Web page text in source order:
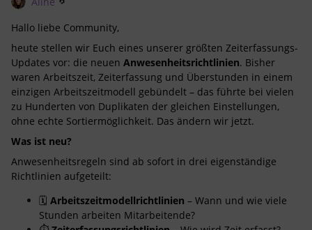
Hallo liebe Community,
heute stellen wir Euch eines unserer größten Zeiterfassungs-
Updates vor: die neuen Anwesenheitsrichtlinien. Bisher
waren Arbeitszeit, Zeiterfassung und Überstunden in einem
einzigen Arbeitszeitmodell gebündelt – das führte bei vielen
zu Hunderten von Duplikaten der gleichen Einstellungen,
ohne echte Sortiermöglichkeit. Das ändern wir jetzt.
Was ist neu?
Anwesenheitsregeln sind ab sofort in drei eigenständige
Richtlinien aufgeteilt:
🗓️ Arbeitszeitmodellrichtlinien – Wann und wie viele
Stunden arbeiten Mitarbeitende?